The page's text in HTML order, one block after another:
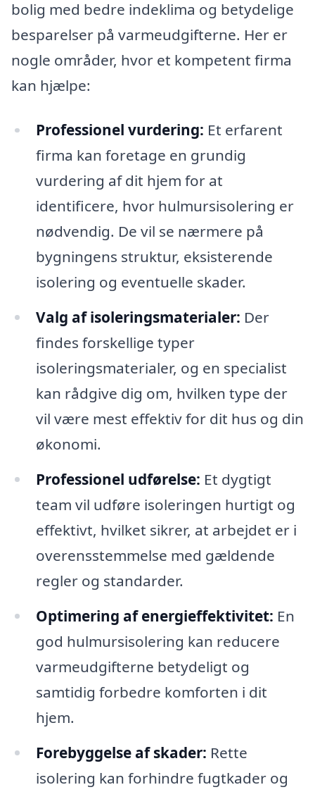
bolig med bedre indeklima og betydelige
besparelser på varmeudgifterne. Her er
nogle områder, hvor et kompetent firma
kan hjælpe:
Professionel vurdering: Et erfarent
firma kan foretage en grundig
vurdering af dit hjem for at
identificere, hvor hulmursisolering er
nødvendig. De vil se nærmere på
bygningens struktur, eksisterende
isolering og eventuelle skader.
Valg af isoleringsmaterialer: Der
findes forskellige typer
isoleringsmaterialer, og en specialist
kan rådgive dig om, hvilken type der
vil være mest effektiv for dit hus og din
økonomi.
Professionel udførelse: Et dygtigt
team vil udføre isoleringen hurtigt og
effektivt, hvilket sikrer, at arbejdet er i
overensstemmelse med gældende
regler og standarder.
Optimering af energieffektivitet: En
god hulmursisolering kan reducere
varmeudgifterne betydeligt og
samtidig forbedre komforten i dit
hjem.
Forebyggelse af skader: Rette
isolering kan forhindre fugtkader og